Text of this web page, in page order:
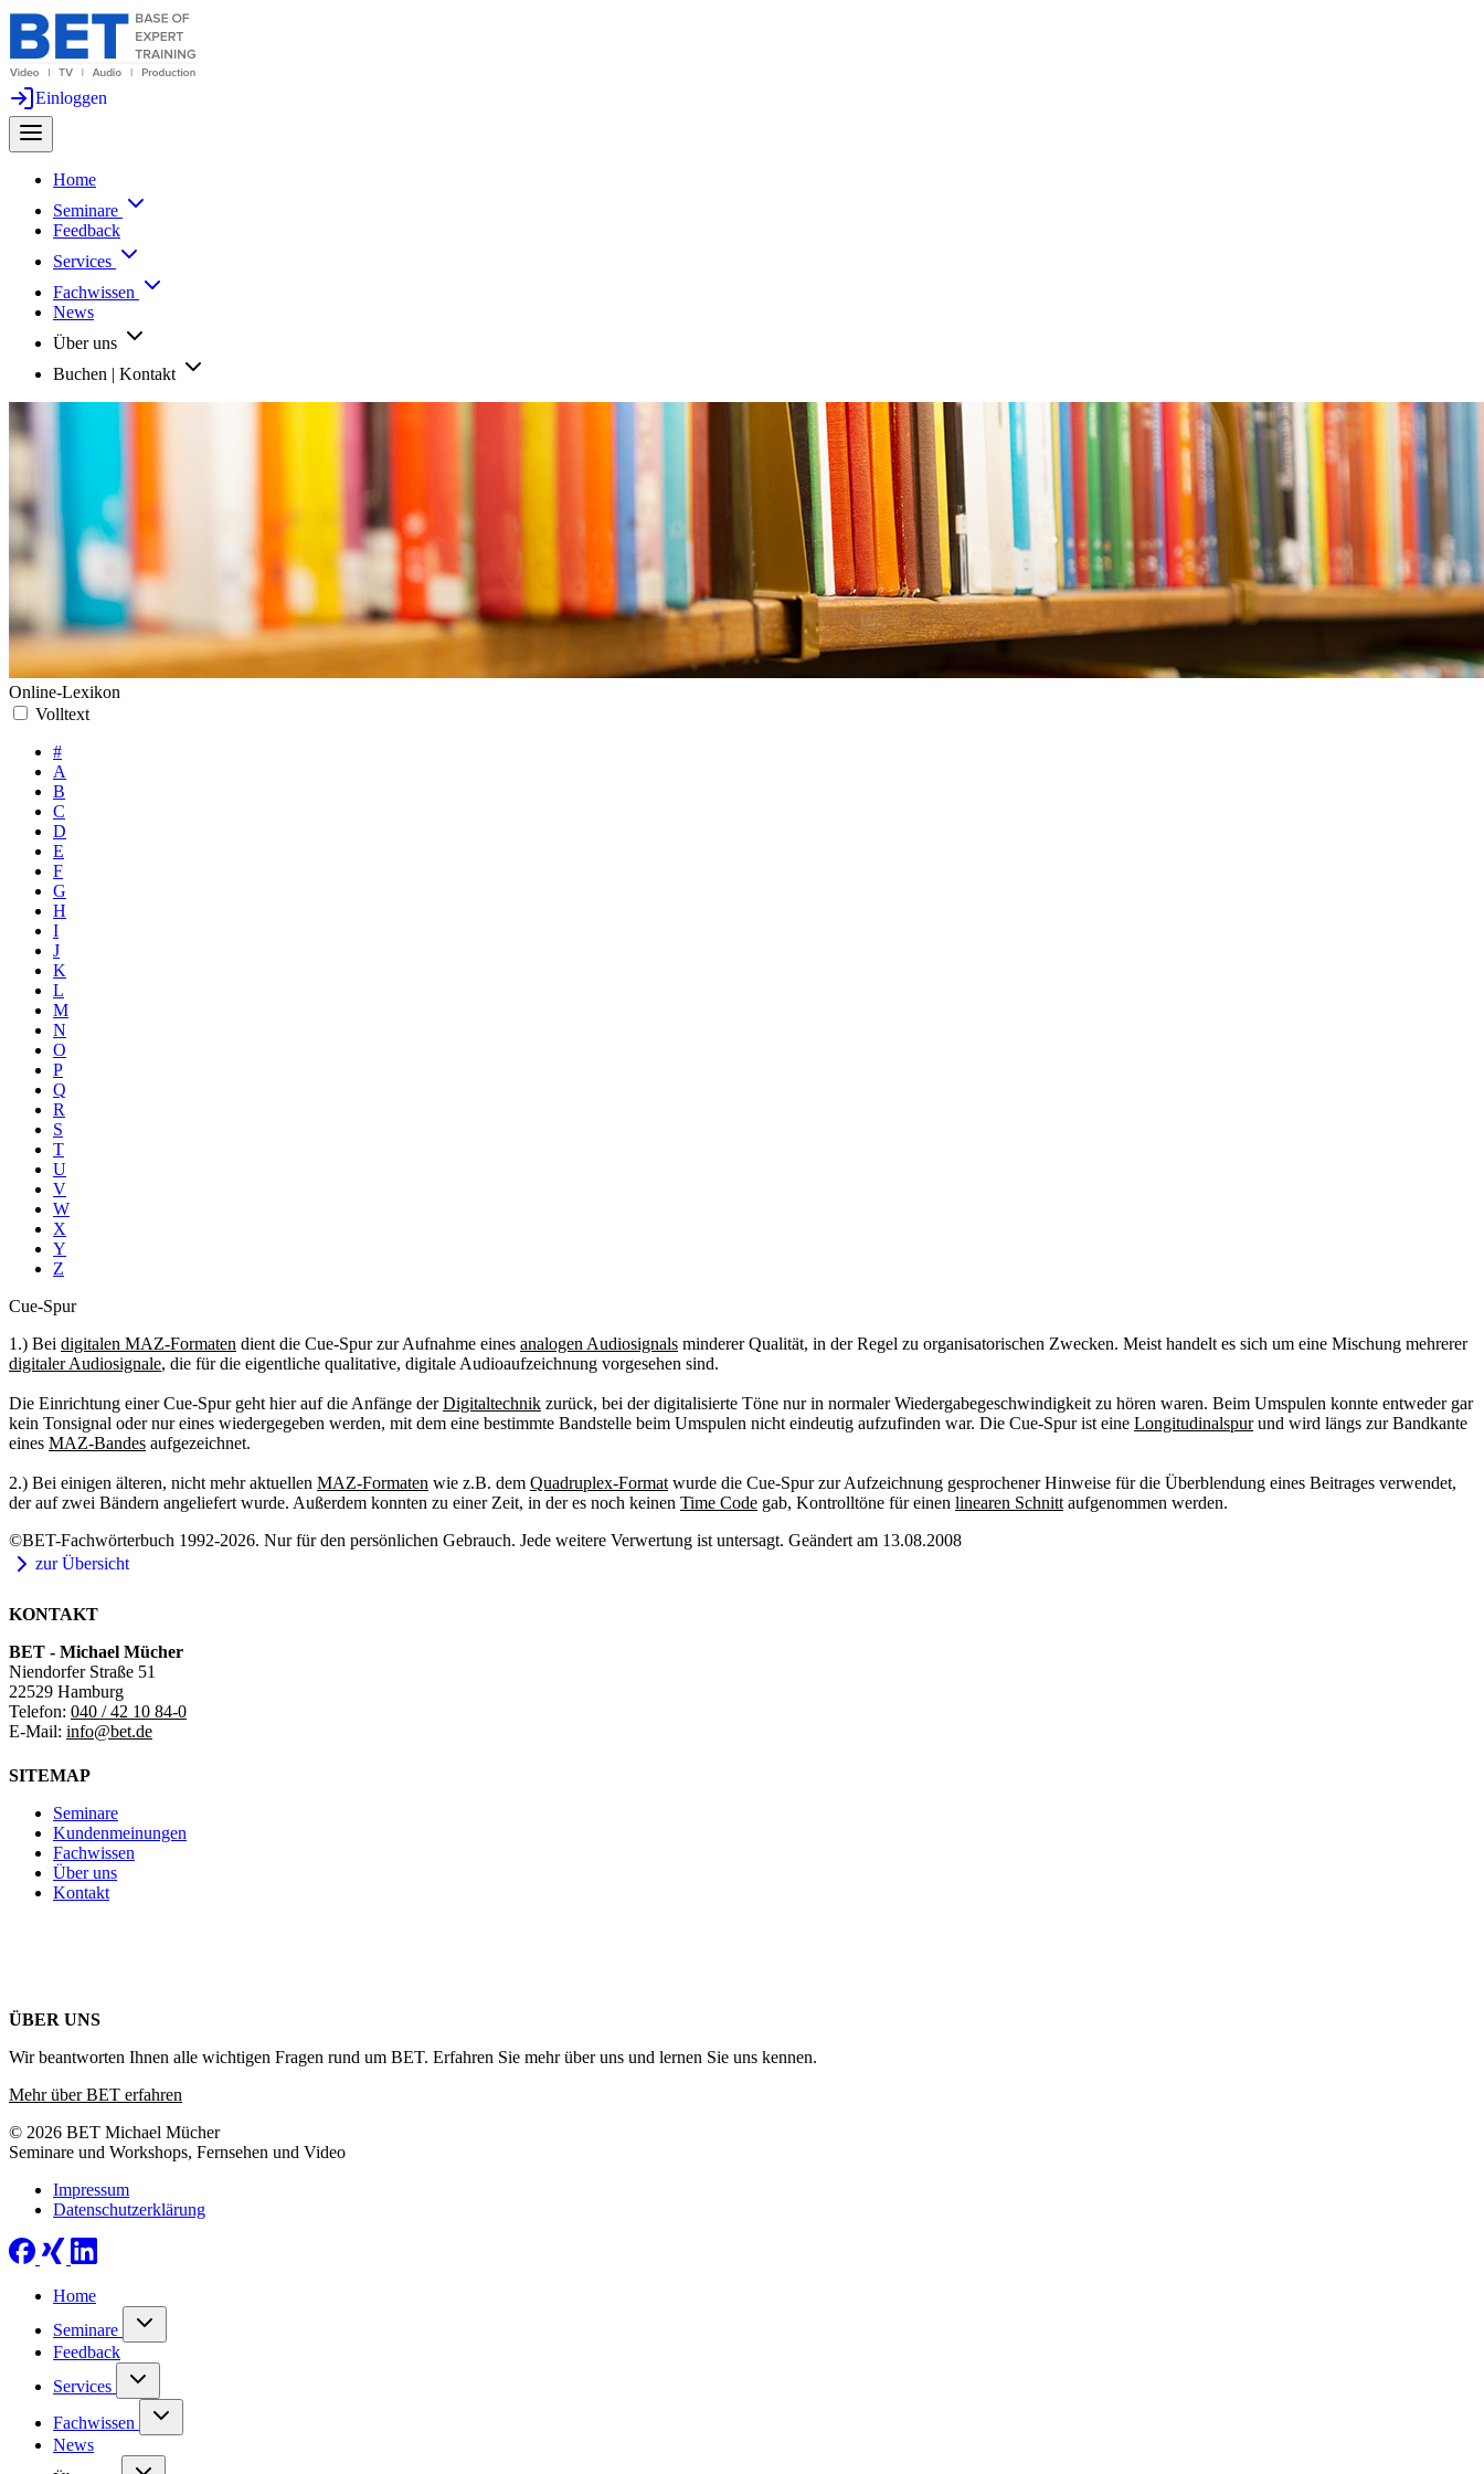
Einloggen
Home
Seminare
Feedback
Services
Fachwissen
News
Über uns
Buchen | Kontakt
Online-Lexikon
Volltext
#
A
B
C
D
E
F
G
H
I
J
K
L
M
N
O
P
Q
R
S
T
U
V
W
X
Y
Z
Cue-Spur
1.) Bei digitalen MAZ-Formaten dient die Cue-Spur zur Aufnahme eines analogen Audiosignals minderer Qualität, in der Regel zu organisatorischen Zwecken. Meist handelt es sich um eine Mischung mehrerer
digitaler Audiosignale, die für die eigentliche qualitative, digitale Audioaufzeichnung vorgesehen sind.
Die Einrichtung einer Cue-Spur geht hier auf die Anfänge derDigitaltechnik zurück, bei der digitalisierte Töne nur in normaler Wiedergabegeschwindigkeit zu hören waren. Beim Umspulen konnte entweder gar
kein Tonsignal oder nur eines wiedergegeben werden, mit dem eine bestimmte Bandstelle beim Umspulen nicht eindeutig aufzufinden war. Die Cue-Spur ist eine Longitudinalspurund wird längs zur Bandkante
eines MAZ-Bandes aufgezeichnet.
2.) Bei einigen älteren, nicht mehr aktuellen MAZ-Formaten wie z.B. dem Quadruplex-Format wurde die Cue-Spur zur Aufzeichnung gesprochener Hinweise für die Überblendung eines Beitrages verwendet,
der auf zwei Bändern angeliefert wurde. Außerdem konnten zu einer Zeit, in der es noch keinen Time Code gab, Kontrolltöne für einen linearen Schnitt aufgenommen werden.
©BET-Fachwörterbuch 1992-2026. Nur für den persönlichen Gebrauch. Jede weitere Verwertung ist untersagt. Geändert am 13.08.2008
zur Übersicht
KONTAKT
BET - Michael Mücher
Niendorfer Straße 51
22529 Hamburg
Telefon: 040 / 42 10 84-0
E-Mail: info@bet.de
SITEMAP
Seminare
Kundenmeinungen
Fachwissen
Über uns
Kontakt
ÜBER UNS
Wir beantworten Ihnen alle wichtigen Fragen rund um BET. Erfahren Sie mehr über uns und lernen Sie uns kennen.
Mehr über BET erfahren
© 2026 BET Michael Mücher
Seminare und Workshops, Fernsehen und Video
Impressum
Datenschutzerklärung
Home
Seminare
Feedback
Services
Fachwissen
News